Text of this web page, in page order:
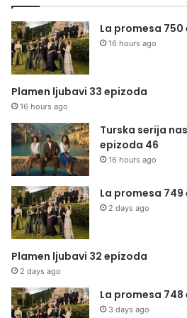
La promesa
16 hours ago
Plamen ljubavi 33 epizoda
16 hours ago
Turska serija
epizoda 46
16 hours ago
La promesa
2 days ago
Plamen ljubavi 32 epizoda
2 days ago
La promesa
3 days ago